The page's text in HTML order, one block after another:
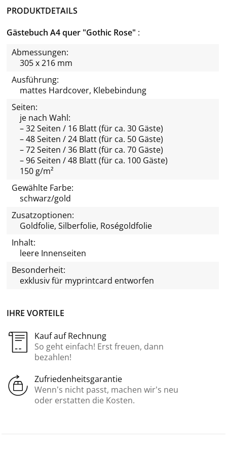
IHRE VORTEILE
Kauf auf Rechnung
So geht einfach! Erst freuen, dann
bezahlen!
Zufriedenheitsgarantie
Wenn’s nicht passt, machen wir’s neu
oder erstatten die Kosten.
PRODUKTDETAILS
Gästebuch A4 quer "Gothic Rose"
Abmessungen:
305 x 216 mm
Ausführung:
mattes Hardcover, Klebebindung
Seiten:
je nach Wahl:
– 32 Seiten / 16 Blatt (für ca. 30 Gäste)
– 48 Seiten / 24 Blatt (für ca. 50 Gäste)
– 72 Seiten / 36 Blatt (für ca. 70 Gäste)
– 96 Seiten / 48 Blatt (für ca. 100 Gäste)
150 g/m²
Gewählte Farbe:
schwarz/gold
Zusatzoptionen:
Goldfolie, Silberfolie, Roségoldfolie
Inhalt:
leere Innenseiten
Besonderheit:
exklusiv für myprintcard entworfen